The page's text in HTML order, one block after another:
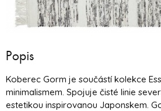
Popis
Koberec Gorm je součástí kolekce
minimalismem. Spojuje čisté linie
estetikou inspirovanou Japonskem.